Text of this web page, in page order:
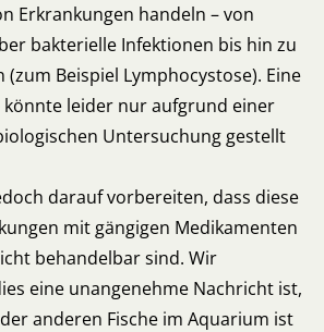
Erkrankungen handeln – von
bakterielle Infektionen bis hin zu
Beispiel Lymphocystose). Eine
könnte leider nur aufgrund einer
Untersuchung gestellt
darauf vorbereiten, dass diese
mit gängigen Medikamenten
behandelbar sind. Wir
eine unangenehme Nachricht ist,
anderen Fische im Aquarium ist